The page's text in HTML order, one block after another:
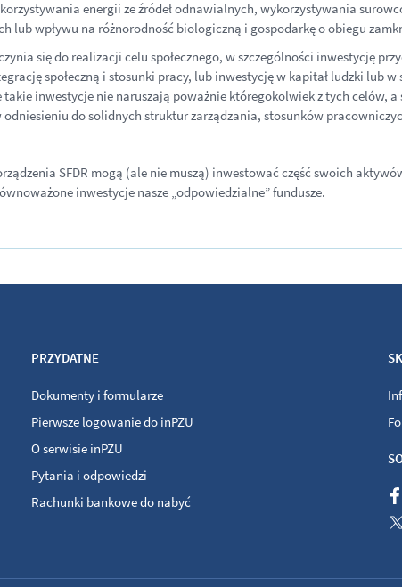
energii ze źródeł odnawialnych, wykorzystywania
lub wpływu na różnorodność biologiczną i gospodarkę o obiegu
się do realizacji celu społecznego, w szczególności inwestycję
społeczną i stosunki pracy, lub inwestycję w kapitał ludzki lub
takie inwestycje nie naruszają poważnie któregokolwiek z tych celów,
do solidnych struktur zarządzania, stosunków
SFDR mogą (ale nie muszą) inwestować część swoich
inwestycje nasze „odpowiedzialne” fundusze.
PRZYDATNE
Dokumenty i formularze
Pierwsze logowanie do inPZU
O serwisie inPZU
Pytania i odpowiedzi
Rachunki bankowe do nabyć